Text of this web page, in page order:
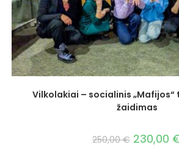
Vilkolakiai – socialinis
žaidimas
250,00€ 230,00